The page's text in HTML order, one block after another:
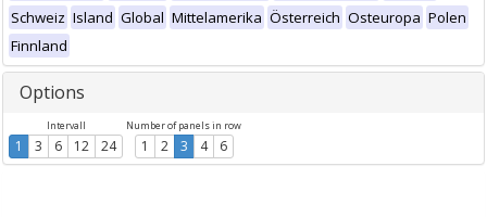
Schweiz Island Global Mittelamerika Österreich Osteuropa Polen
Finnland
Options
Intervall
1 3 6 12 24
Number of panels in row
1 2 3 4 6